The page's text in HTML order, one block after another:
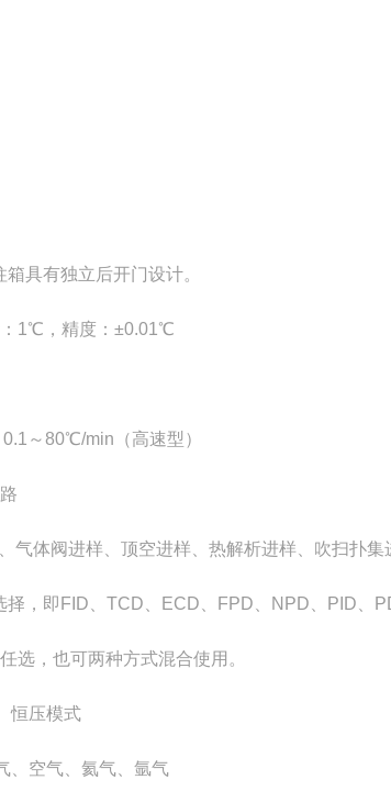
具有独立后开门设计。
1℃，精度：±0.01℃
～80℃/min（高速型）
气体阀进样、顶空进样、热解析进样、吹扫扑集
，即FID、TCD、ECD、FPD、NPD、PID、
选，也可两种方式混合使用。
恒压模式
、空气、氦气、氩气